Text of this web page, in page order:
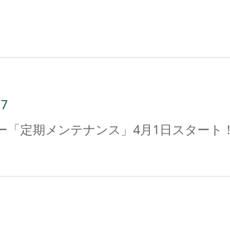
「定期メンテナンス」4月1日スタート！